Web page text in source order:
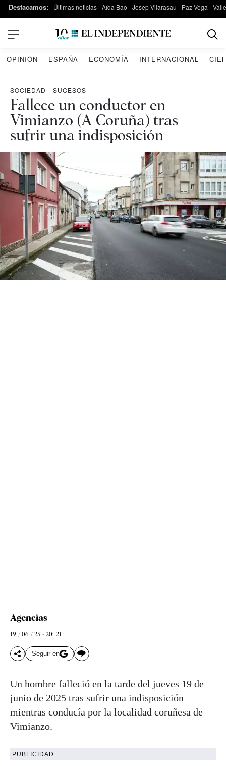
Destacamos: Últimas noticias Aída Bao Josep Vilarasau Paz Vega
OPINIÓN ESPAÑA ECONOMÍA INTERNACIONAL
SOCIEDAD | SUCESOS
Fallece un conductor en
Vimianzo (A Coruña) tras
sufrir una indisposición
Agencias
19 / 06 / 25 - 20: 21
Seguir en
Un hombre falleció en la tarde del jueves 19 de
junio de 2025 tras sufrir una indisposición
mientras conducía por la localidad coruñesa de
Vimianzo.
PUBLICIDAD